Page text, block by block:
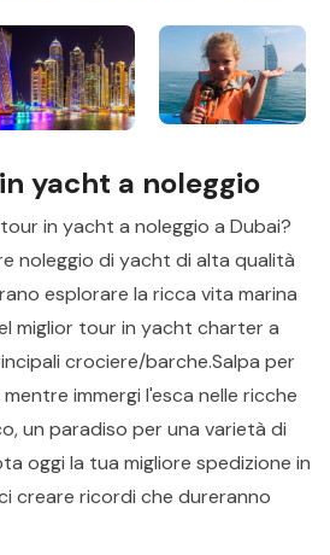
yacht a noleggio
in yacht a noleggio a Dubai?
noleggio di yacht di alta qualità
esplorare la ricca vita marina
miglior tour in yacht charter a
crociere/barche.Salpa per
immergi l'esca nelle ricche
un paradiso per una varietà di
oggi la tua migliore spedizione in
creare ricordi che dureranno